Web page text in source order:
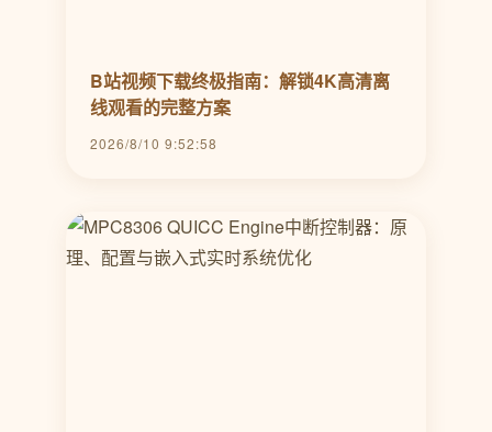
B站视频下载终极指南：解锁4K高清离
线观看的完整方案
2026/8/10 9:52:58